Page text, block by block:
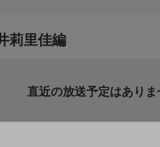
莉里佳編
直近の放送予定はありま